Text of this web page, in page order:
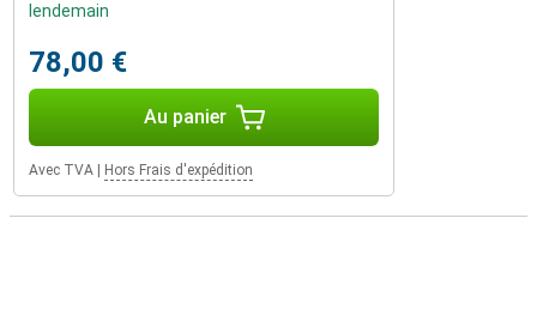
lendemain
78,00 €
Au panier
Avec TVA Hors Frais d'expédition